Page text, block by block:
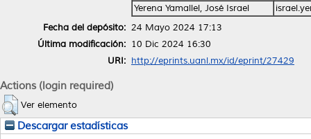
Yerena Yamallel, José Israel
Fecha del depósito: 24 Mayo 2024 17:13
Última modificación: 10 Dic 2024 16:30
URI: http://eprints.uanl.mx/id/eprint/27429
Actions (login required)
Ver elemento
Descargar estadísticas